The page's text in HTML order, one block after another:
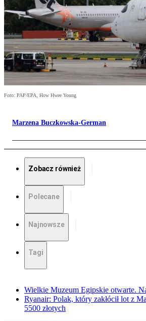
Foto: PAP/EPA, How Hwee Young
Marzena Buczkowska-German
Zobacz również
Polecane
Najnowsze
Tagi
Wielkie Muzeum Egipskie otwarte.
Ryanair: Polak, który zakłócił lot z
5500 złotych